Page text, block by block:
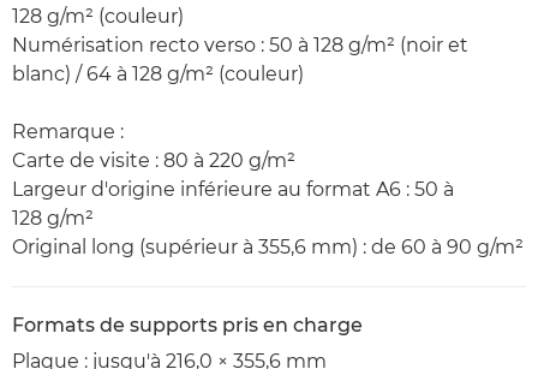
128 g/m² (couleur)
Numérisation recto verso : 50 à 128 g/m² (noir et
blanc) / 64 à 128 g/m² (couleur)
Remarque :
Carte de visite : 80 à 220 g/m²
Largeur d'origine inférieure au format A6 : 50 à
128 g/m²
Original long (supérieur à 355,6 mm) : de 60 à 90 g/m²
Formats de supports pris en charge
Plaque : jusqu'à 216,0 × 355,6 mm